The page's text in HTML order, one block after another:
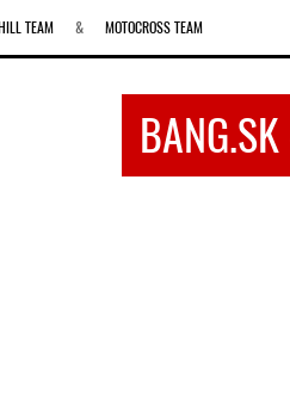
TEAM & MOTOCROSS TEAM